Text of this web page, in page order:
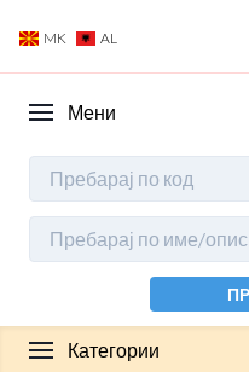
MK AL
Мени
Категории